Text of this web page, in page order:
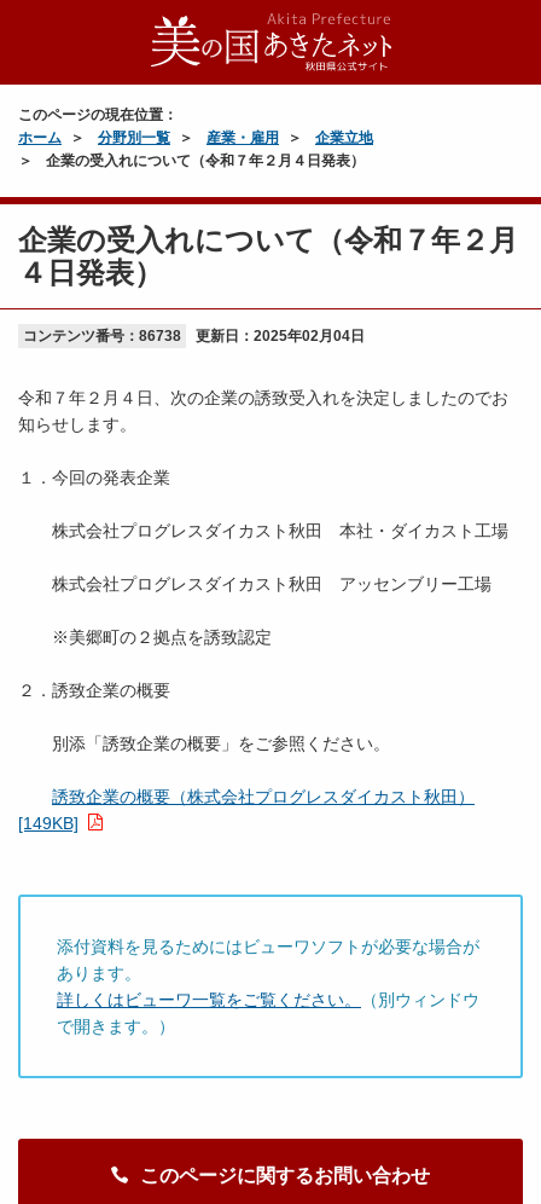
このページの現在位置：
ホーム
分野別一覧 産業・雇用
企業立地
企業の受入れについて（令和７年２月４日発表）
企業の受入れについて（令和７年２月
４日発表）
コンテンツ番号：86738 更新日： 2025年02月04日
令和７年２月４日、次の企業の誘致受入れを決定しましたのでお
知らせします。
１．今回の発表企業
株式会社プログレスダイカスト秋田 本社・ダイカスト工場
株式会社プログレスダイカスト秋田 アッセンブリー工場
※美郷町の２拠点を誘致認定
２．誘致企業の概要
別添「誘致企業の概要」をご参照ください。
誘致企業の概要（株式会社プログレスダイカスト秋田）
[149KB]
添付資料を見るためにはビューワソフトが必要な場合が
あります。
詳しくはビューワ一覧をご覧ください。
（別ウィンドウ
で開きます。）
このページに関するお問い合わせ